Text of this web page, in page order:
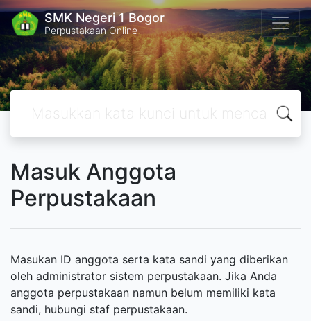
SMK Negeri 1 Bogor
Perpustakaan Online
Masuk Anggota
Perpustakaan
Masukan ID anggota serta kata sandi yang diberikan
oleh administrator sistem perpustakaan. Jika Anda
anggota perpustakaan namun belum memiliki kata
sandi, hubungi staf perpustakaan.